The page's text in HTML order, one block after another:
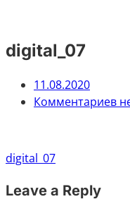
digital_07
11.08.2020
Комментариев
Навигация
по
digital_07
Leave a Reply